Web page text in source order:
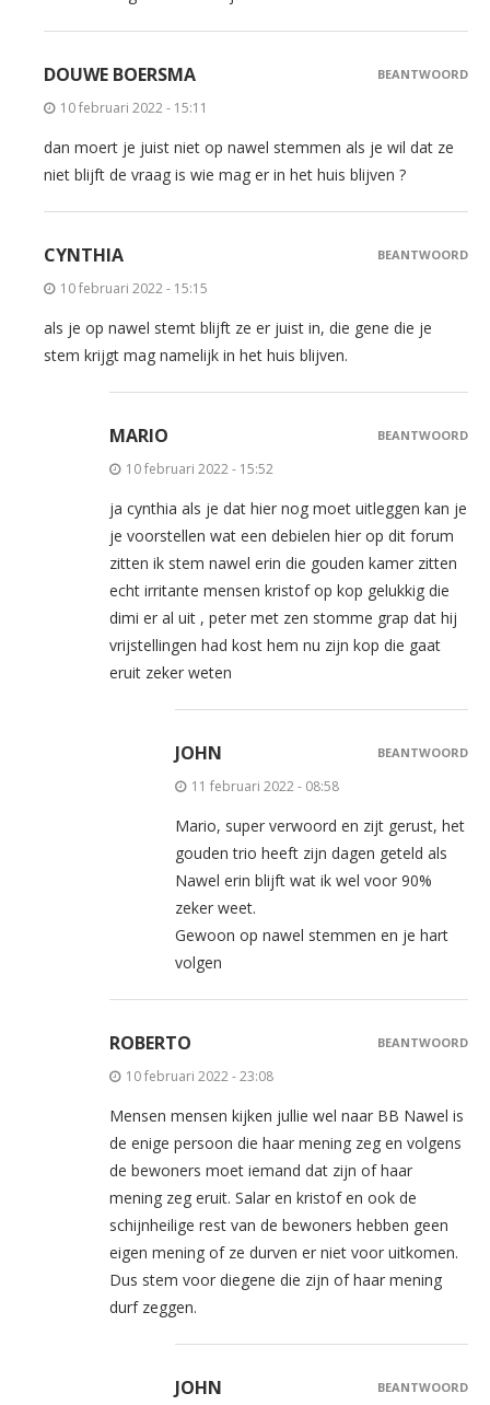
DOUWE BOERSMA
10 februari 2022 - 15:11
dan moert je juist niet op nawel stemmen als je wil dat ze
niet blijft de vraag is wie mag er in het huis blijven ?
BEANTWOORD
CYNTHIA
10 februari 2022 - 15:15
als je op nawel stemt blijft ze er juist in, die gene die je
stem krijgt mag namelijk in het huis blijven.
BEANTWOORD
MARIO
10 februari 2022 - 15:52
ja cynthia als je dat hier nog moet uitleggen kan je
je voorstellen wat een debielen hier op dit forum
zitten ik stem nawel erin die gouden kamer zitten
echt irritante mensen kristof op kop gelukkig die
dimi er al uit , peter met zen stomme grap dat hij
vrijstellingen had kost hem nu zijn kop die gaat
eruit zeker weten
BEANTWOORD
JOHN
11 februari 2022 - 08:58
Mario, super verwoord en zijt gerust, het
gouden trio heeft zijn dagen geteld als
Nawel erin blijft wat ik wel voor 90%
zeker weet.
Gewoon op nawel stemmen en je hart
volgen
BEANTWOORD
ROBERTO
10 februari 2022 - 23:08
Mensen mensen kijken jullie wel naar BB Nawel is
de enige persoon die haar mening zeg en volgens
de bewoners moet iemand dat zijn of haar
mening zeg eruit. Salar en kristof en ook de
schijnheilige rest van de bewoners hebben geen
eigen mening of ze durven er niet voor uitkomen.
Dus stem voor diegene die zijn of haar mening
durf zeggen.
BEANTWOORD
JOHN BEANTWOORD